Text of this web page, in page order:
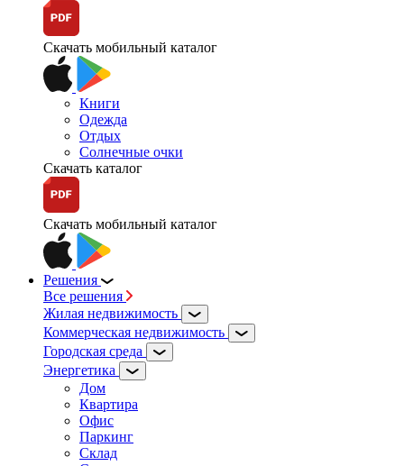
Скачать мобильный каталог
Книги
Одежда
Отдых
Солнечные очки
Скачать каталог
Скачать мобильный каталог
Решения
Все решения
Жилая недвижимость
Коммерческая недвижимость
Городская среда
Энергетика
Дом
Квартира
Офис
Паркинг
Склад